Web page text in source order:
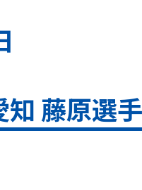
知 藤原選